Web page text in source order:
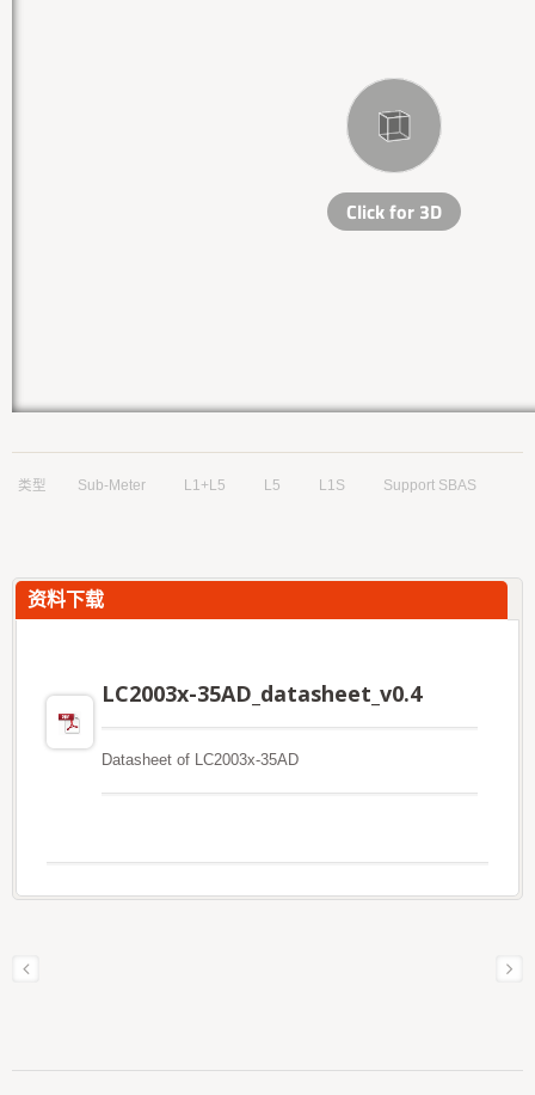
类型 Sub-Meter L1+L5 L5 L1S Support SBAS
资料下载
LC2003x-35AD_datasheet_v0.4
Datasheet of LC2003x-35AD